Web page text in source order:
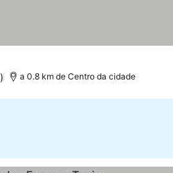
a 0.8 km de Centro da cidade